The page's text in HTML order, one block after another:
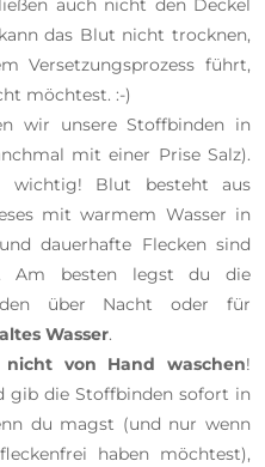
auch nicht den Deckel
das Blut nicht trocknen,
Versetzungsprozess führt,
möchtest. :-)
wir unsere Stoffbinden in
mit einer Prise Salz).
wichtig! Blut besteht aus
mit warmem Wasser in
dauerhafte Flecken sind
Am besten legst du die
über Nacht oder für
Wasser.
nicht von Hand waschen!
gib die Stoffbinden sofort in
du magst (und nur wenn
haben möchtest),